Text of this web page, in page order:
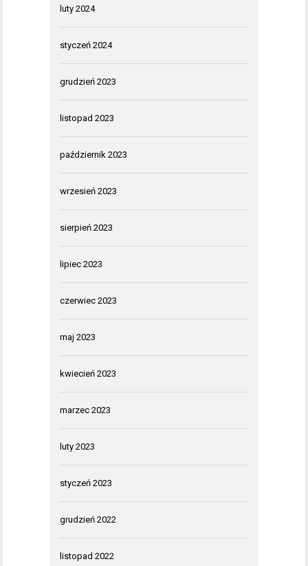
luty 2024
styczeń 2024
grudzień 2023
listopad 2023
październik 2023
wrzesień 2023
sierpień 2023
lipiec 2023
czerwiec 2023
maj 2023
kwiecień 2023
marzec 2023
luty 2023
styczeń 2023
grudzień 2022
listopad 2022